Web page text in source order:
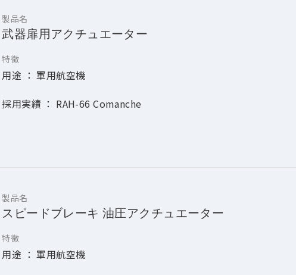
製品名
武器扉用アクチュエーター
特徴
用途 ： 軍用航空機
採用実績 ： RAH-66 Comanche
製品名
スピードブレーキ 油圧アクチュエーター
特徴
用途 ： 軍用航空機